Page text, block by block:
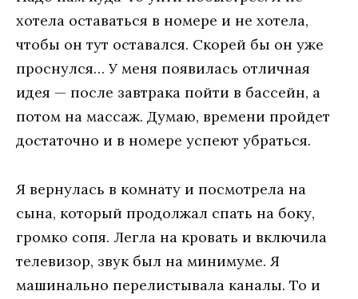
хотела оставаться в номере и не хотела,
чтобы он тут оставался. Скорей бы он уже
проснулся… У меня появилась отличная
идея — после завтрака пойти в бассейн, а
потом на массаж. Думаю, времени пройдет
достаточно и в номере успеют убраться.
Я вернулась в комнату и посмотрела на
сына, который продолжал спать на боку,
громко сопя. Легла на кровать и включила
телевизор, звук был на минимуме. Я
машинально перелистывала каналы. То и